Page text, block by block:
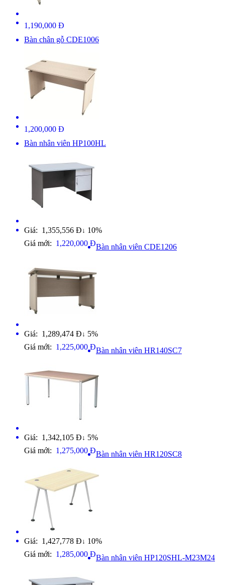
1,190,000 Đ
Bàn chân gỗ CDE1006
1,200,000 Đ
Bàn nhân viên HP100HL
Giá: 1,355,556 Đ ↓ 10%
Giá mới: 1,220,000 ĐBàn nhân viên CDE1206
Giá: 1,289,474 Đ ↓ 5%
Giá mới: 1,225,000 ĐBàn nhân viên HR140SC7
Giá: 1,342,105 Đ ↓ 5%
Giá mới: 1,275,000 ĐBàn nhân viên HR120SC8
Giá: 1,427,778 Đ ↓ 10%
Giá mới: 1,285,000 ĐBàn nhân viên HP120SHL-M23M24